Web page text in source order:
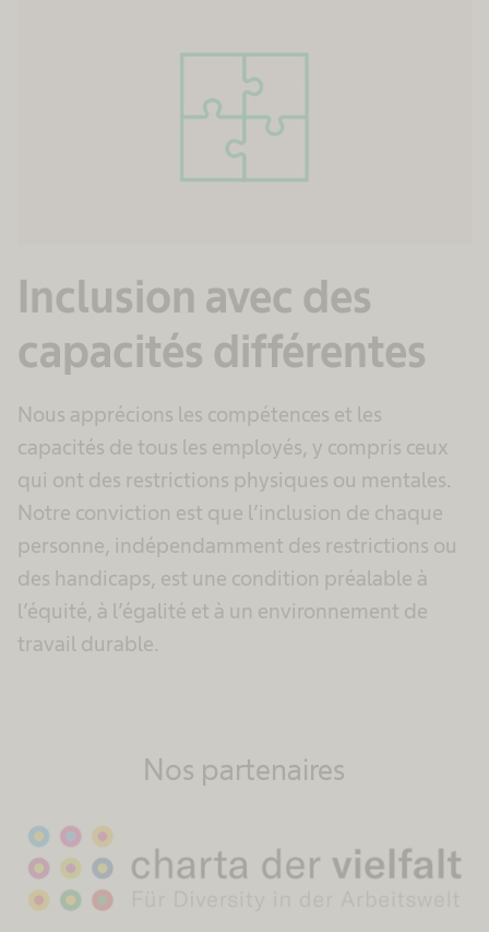
Inclusion avec des
capacités différentes
Nous apprécions les compétences et les
capacités de tous les employés, y compris ceux
qui ont des restrictions physiques ou mentales.
Notre conviction est que l’inclusion de chaque
personne, indépendamment des restrictions ou
des handicaps, est une condition préalable à
l’équité, à l’égalité et à un environnement de
travail durable.
Nos partenaires